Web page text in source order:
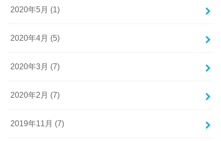
2020年5月 (1)
2020年4月 (5)
2020年3月 (7)
2020年2月 (7)
2019年11月 (7)